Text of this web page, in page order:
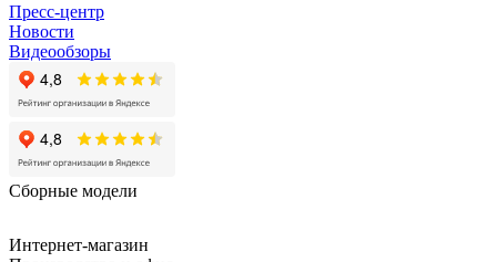
Пресс-центр
Новости
Видеообзоры
Сборные модели
Интернет-магазин